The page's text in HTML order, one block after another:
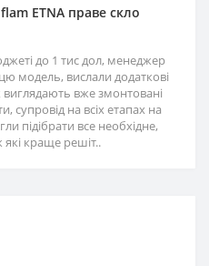
ETNA праве скло
до 1 тис дол, менеджер
модель, вислали додаткові
виглядають вже змонтовані
супровід на всіх етапах на
підібрати все необхідне,
краще решіт..